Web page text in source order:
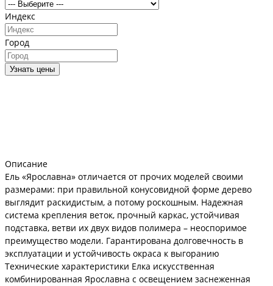
Индекс
Город
Узнать цены
Описание
Ель «Ярославна» отличается от прочих моделей своими
размерами: при правильной конусовидной форме дерево
выглядит раскидистым, а потому роскошным. Надежная
система крепления веток, прочный каркас, устойчивая
подставка, ветви их двух видов полимера – неоспоримое
преимущество модели. Гарантирована долговечность в
эксплуатации и устойчивость окраса к выгоранию
Технические характеристики Елка искусственная
комбинированная Ярославна с освещением заснеженная